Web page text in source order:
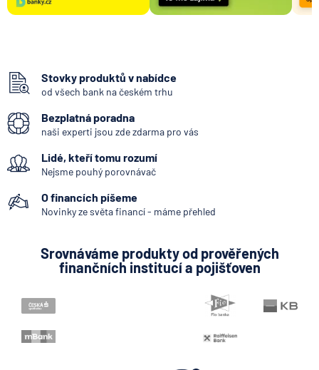
Stovky produktů v nabídce
od všech bank na českém trhu
Bezplatná poradna
naši experti jsou zde zdarma pro vás
Lidé, kteří tomu rozumí
Nejsme pouhý porovnávač
O financích píšeme
Novinky ze světa financí - máme přehled
Srovnáváme produkty od prověřených
finančních institucí a pojišťoven